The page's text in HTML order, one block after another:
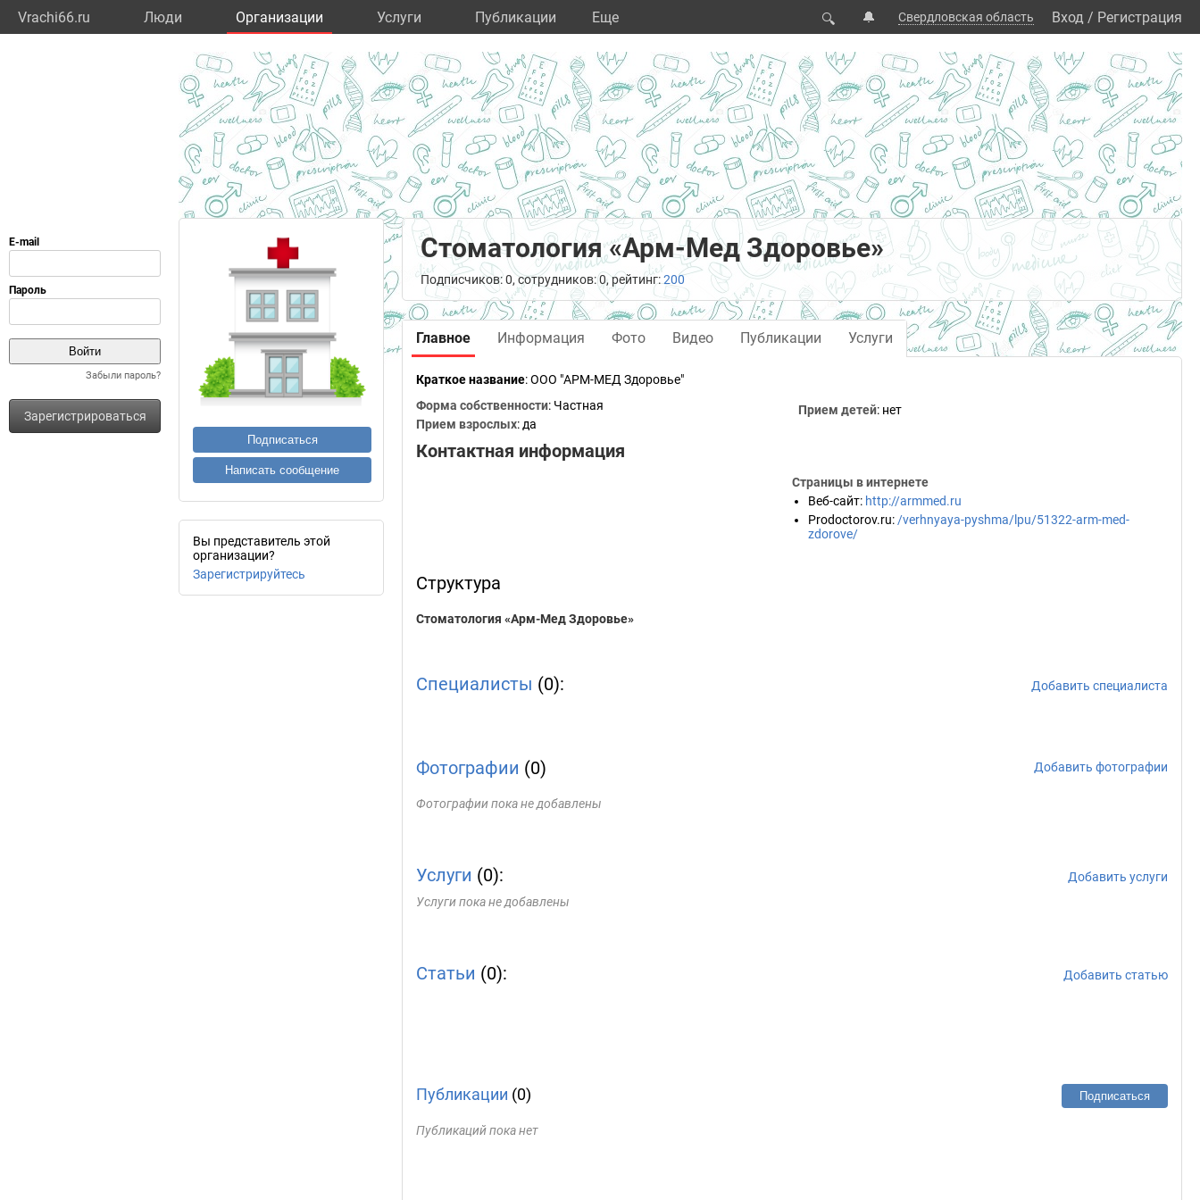
Vrachi66.ru Люди Организации Услуги Публикации Eще 🔍 🔔 Свердловская область Вход / Регистрация
Забыли пароль?
Зарегистрироваться
Подписаться
Написать сообщение
Вы представитель этой
организации?
Зарегистрируйтесь
Стоматология «Арм-Мед Здоровье»
Подписчиков: 0, сотрудников: 0, рейтинг:200
Главное Информация Фото Видео Публикации Услуги
Краткое название:ООО "APM-МЕД Здоровье"
Форма собственности: Частная
Прием взрослых: да
Прием детей: нет
Контактная информация
Страницы в интернете
Веб-сайт: http://armmed.ru
Prodoctorov.ru: /verhnyaya-pyshma/lpu/51322-arm-med-
zdorove/
Структура
Стоматология «Арм-Мед Здоровье»
Специалисты (0): Добавить специалиста
Фотографии (0) Добавить фотографии
Фотографии пока не добавлены
Услуги (0):
Добавить услуги
Услуги пока не добавлены
Статьи (0): Добавить статью
Публикации (0) Подписаться
Публикаций пока нет